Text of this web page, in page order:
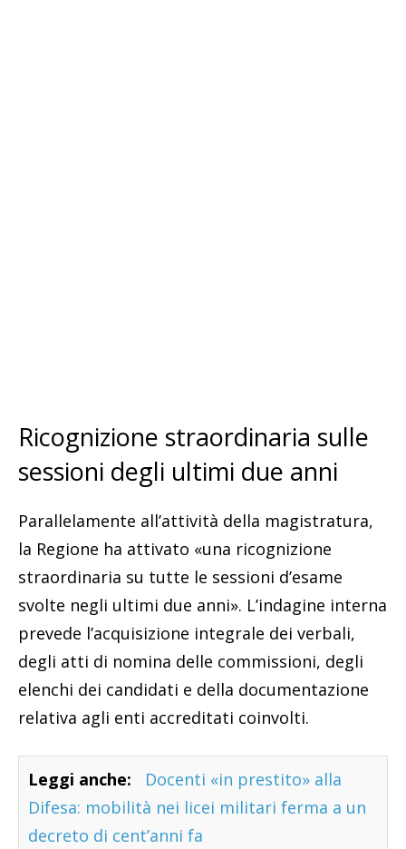
Ricognizione straordinaria sulle
sessioni degli ultimi due anni
Parallelamente all’attività della magistratura,
la Regione ha attivato «una ricognizione
straordinaria su tutte le sessioni d’esame
svolte negli ultimi due anni». L’indagine interna
prevede l’acquisizione integrale dei verbali,
degli atti di nomina delle commissioni, degli
elenchi dei candidati e della documentazione
relativa agli enti accreditati coinvolti.
Leggi anche:
Docenti «in prestito» alla
Difesa: mobilità nei licei militari ferma a un
decreto di cent’anni fa